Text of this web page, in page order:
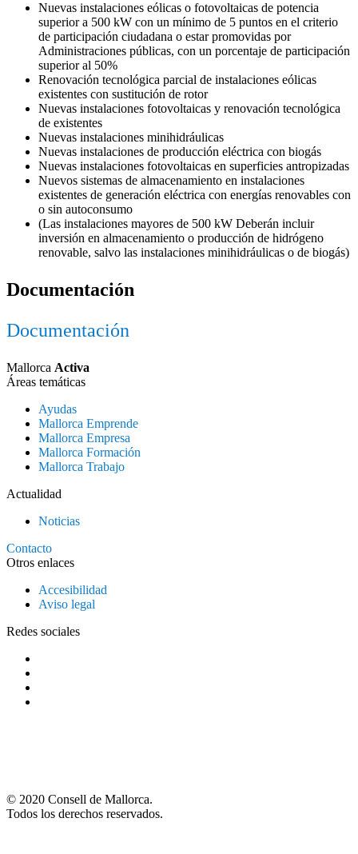
Nuevas instalaciones eólicas o fotovoltaicas de potencia
superior a 500 kW con un mínimo de 5 puntos en el criterio
de participación ciudadana o estar promovidas por
Administraciones públicas, con un porcentaje de participación
superior al 50%
Renovación tecnológica parcial de instalaciones eólicas
existentes con sustitución de rotor
Nuevas instalaciones fotovoltaicas y renovación tecnológica
de existentes
Nuevas instalaciones minihidráulicas
Nuevas instalaciones de producción eléctrica con biogás
Nuevas instalaciones fotovoltaicas en superficies antropizadas
Nuevos sistemas de almacenamiento en instalaciones
existentes de generación eléctrica con energías renovables con
o sin autoconsumo
(Las instalaciones mayores de 500 kW Deberán incluir
inversión en almacenamiento o producción de hidrógeno
renovable, salvo las instalaciones minihidráulicas o de biogás)
Documentación
Documentación
Mallorca Activa
Áreas temáticas
Ayudas
Mallorca Emprende
Mallorca Empresa
Mallorca Formación
Mallorca Trabajo
Actualidad
Noticias
Contacto
Otros enlaces
Accesibilidad
Aviso legal
Redes sociales
© 2020 Consell de Mallorca.
Todos los derechos reservados.